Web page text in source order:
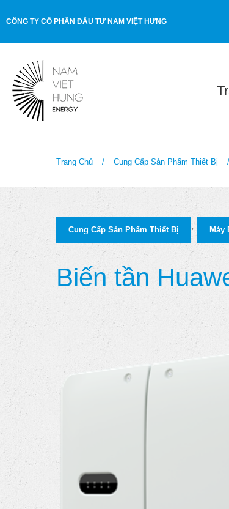
CÔNG TY CỔ PHẦN ĐẦU TƯ NAM VIỆT HƯNG
Trang Chủ / Cung Cấp Sản Phẩm Thiết Bị /
Cung Cấp Sản Phẩm Thiết Bị , Máy
Biến tần